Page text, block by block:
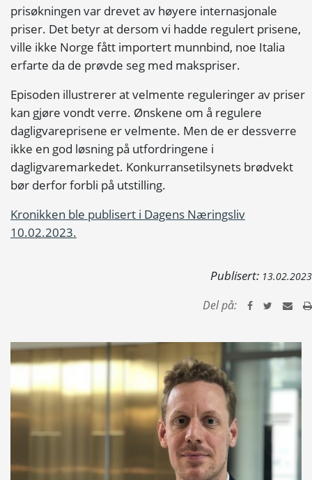
prisøkningen var drevet av høyere internasjonale
priser. Det betyr at dersom vi hadde regulert prisene,
ville ikke Norge fått importert munnbind, noe Italia
erfarte da de prøvde seg med makspriser.
Episoden illustrerer at velmente reguleringer av priser
kan gjøre vondt verre. Ønskene om å regulere
dagligvareprisene er velmente. Men de er dessverre
ikke en god løsning på utfordringene i
dagligvaremarkedet. Konkurransetilsynets brødvekt
bør derfor forbli på utstilling.
Kronikken ble publisert i Dagens Næringsliv
10.02.2023.
Publisert: 13.02.2023
Del på: